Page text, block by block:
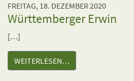
FREITAG, 18. DEZEMBER 2020
Württemberger Erwin
[…]
WEITERLESEN…